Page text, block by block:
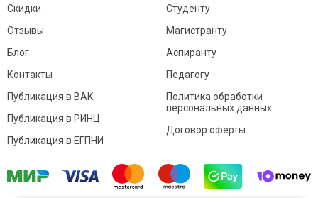
Скидки
Отзывы
Блог
Контакты
Студенту
Магистранту
Аспиранту
Педагогу
Публикация в ВАК
Публикация в РИНЦ
Публикация в ЕГПНИ
Политика обработки
персональных данных
Договор оферты